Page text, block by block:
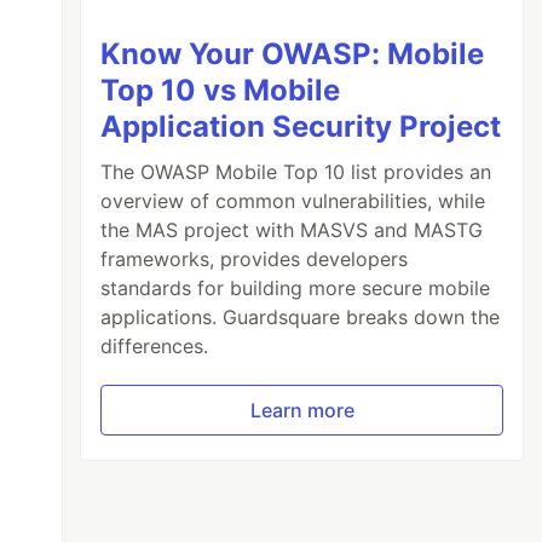
Know Your OWASP: Mobile
Top 10 vs Mobile
Application Security Project
The OWASP Mobile Top 10 list provides an
overview of common vulnerabilities, while
the MAS project with MASVS and MASTG
frameworks, provides developers
standards for building more secure mobile
applications. Guardsquare breaks down the
differences.
Learn more